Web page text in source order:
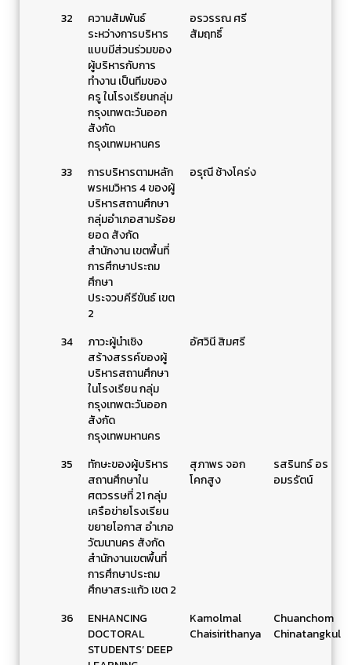
32
ความสัมพันธ์
ระหว่างการบริหาร
แบบมีส่วนร่วมของ
ผู้บริหารกับการ
ทำงาน เป็นทีมของ
ครู ในโรงเรียนกลุ่ม
กรุงเทพตะวันออก
สังกัด
กรุงเทพมหานคร
อรวรรณ ศรี
สัมฤทธิ์
33
การบริหารตามหลัก
พรหมวิหาร 4 ของผู้
บริหารสถานศึกษา
กลุ่มอำเภอสามร้อย
ยอด สังกัด
สำนักงาน เขตพื้นที่
การศึกษาประถม
ศึกษา
ประจวบคีรีขันธ์ เขต
2
อรุณี ช้างโคร่ง
34
ภาวะผู้นำเชิง
สร้างสรรค์ของผู้
บริหารสถานศึกษา
ในโรงเรียน กลุ่ม
กรุงเทพตะวันออก
สังกัด
กรุงเทพมหานคร
อัศวินี สิมศรี
35
ทักษะของผู้บริหาร
สถานศึกษาใน
ศตวรรษที่ 21 กลุ่ม
เครือข่ายโรงเรียน
ขยายโอกาส อำเภอ
วัฒนานคร สังกัด
สำนักงานเขตพื้นที่
การศึกษาประถม
ศึกษาสระแก้ว เขต 2
สุภาพร จอก
โคกสูง
รสรินทร์ อร
อมรรัตน์
36
ENHANCING
DOCTORAL
STUDENTS’ DEEP
Kamolmal
Chaisirithanya
Chuanchom
Chinatangkul